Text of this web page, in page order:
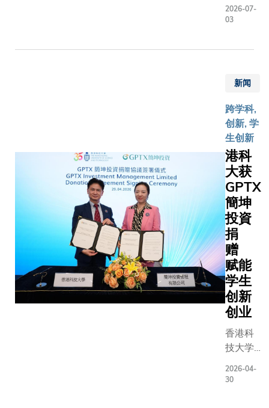
渡工作的
升「密码
Agility）
级加密
准备。作
具的唯一
单一院校
专业知识
全、密码
学、企业
等范畴的
在计算机
面的雄厚
杂的技术
可行的业
架，供金
运环境中
理总裁（
翘女士表
的可能性
为相关风
备。对银
作涉及两
家、七
女士的
慷慨捐
赠，促
成科大
首个专
为「人
工智能
延伸主
修」
（Major
+ AI）
课程而
设的奖
学金。
此善举
不仅深
化了大
学培育
跨学科
使命，
2026-07-
03
新闻
跨学科,
创新, 学
生创新
港科
大获
GPTX
簡坤
投資
捐
赠
赋能
学生
创新
创业
香港科
技大学
大）综
2026-04-
30